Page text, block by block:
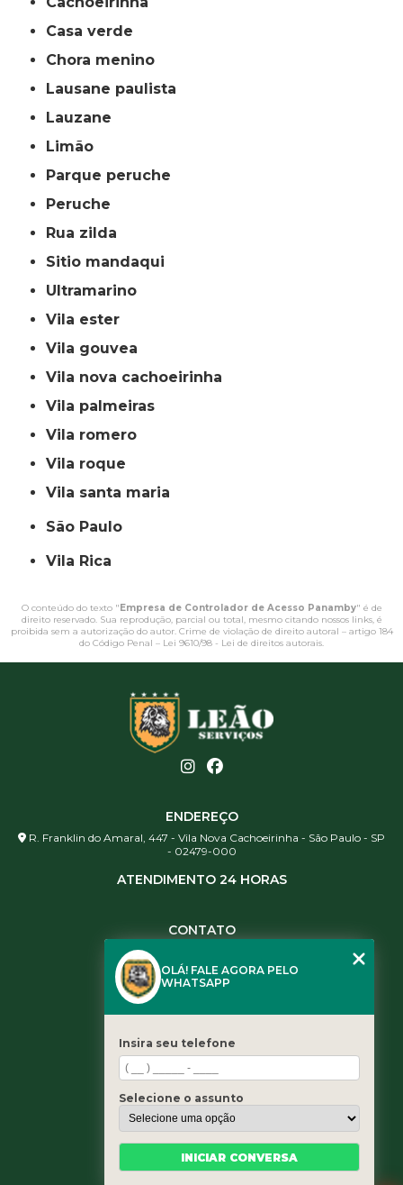
casa verde
chora menino
lausane paulista
lauzane
limão
parque peruche
peruche
rua zilda
sitio mandaqui
ultramarino
vila ester
vila gouvea
vila nova cachoeirinha
vila palmeiras
vila romero
vila roque
vila santa maria
São Paulo
Vila Rica
O conteúdo do texto "Empresa de Controlador de Acesso Panamby" é de
direito reservado. Sua reprodução, parcial ou total, mesmo citando nossos links, é
proibida sem a autorização do autor. Crime de violação de direito autoral – artigo 184
do Código Penal – Lei 9610/98 - Lei de direitos autorais
ENDEREÇO
R. Franklin do Amaral, 447 - Vila Nova Cachoeirinha - São Paulo - SP
- 02479-000
ATENDIMENTO 24 HORAS
CONTATO
(11) 3461-5871
contato@leaoservicos.com.br
Home
Quem somos
Serviços
Blog
OLÁ! FALE AGORA PELO
WHATSAPP
Insira seu telefone
Selecione o assunto
INICIAR CONVERSA